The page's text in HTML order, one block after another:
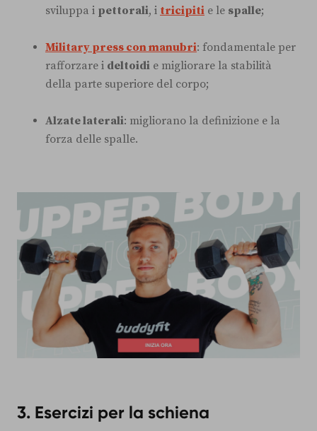
sviluppa i pettorali, i tricipiti e le spalle;
Military press con manubri: fondamentale per
rafforzare i deltoidi e migliorare la stabilità
della parte superiore del corpo;
Alzate laterali: migliorano la definizione e la
forza delle spalle.
3. Esercizi per la schiena